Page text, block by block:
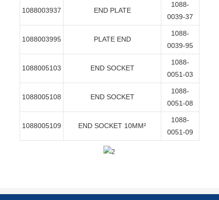
1088003937 END PLATE
1088-
0039-37
1088003995 PLATE END
1088-
0039-95
1088005103 END SOCKET
1088-
0051-03
1088005108 END SOCKET
1088-
0051-08
1088005109 END SOCKET 10MM²
1088-
0051-09